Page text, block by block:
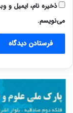
ذخیره نام، ایمیل و
می‌نویسم.